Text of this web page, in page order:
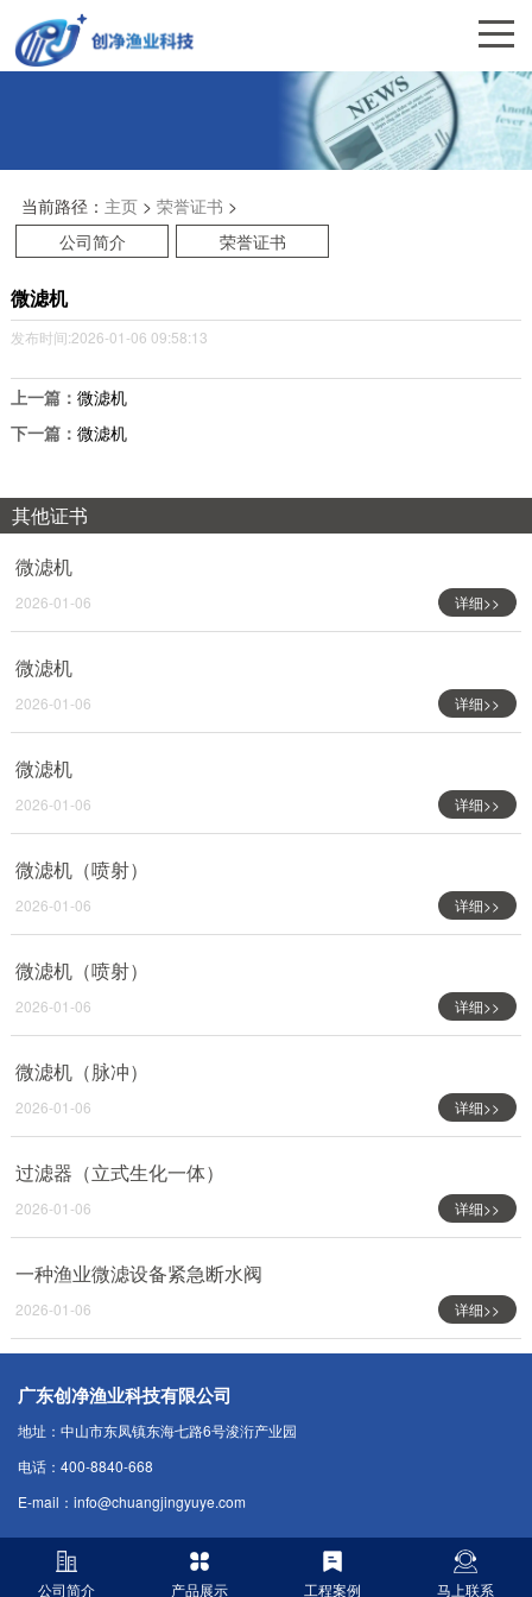
当前路径： 主页> 荣誉证书 >
公司简介
荣誉证书
微滤机
发布时间:2026-01-06 09:58:13
上一篇： 微滤机
下一篇： 微滤机
其他证书
微滤机
2026-01-06 详细>>
微滤机
2026-01-06 详细>>
微滤机
2026-01-06 详细>>
微滤机（喷射）
2026-01-06 详细>>
微滤机（喷射）
2026-01-06 详细>>
微滤机（脉冲）
2026-01-06 详细>>
过滤器（立式生化一体）
2026-01-06 详细>>
一种渔业微滤设备紧急断水阀
2026-01-06 详细>>
广东创净渔业科技有限公司
地址：中山市东凤镇东海七路6号浚洐产业园
电话：400-8840-668
E-mail：info@chuangjingyuye.com
公司简介 产品展示 工程案例 马上联系